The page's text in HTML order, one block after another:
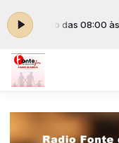
Biné Filho das 08:00 às